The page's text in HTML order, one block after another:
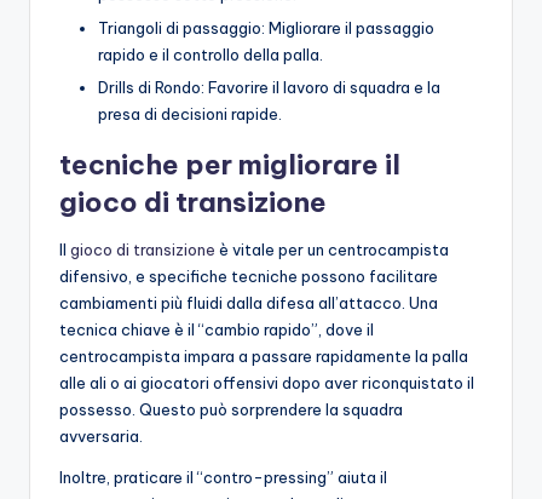
Triangoli di passaggio: Migliorare il passaggio
rapido e il controllo della palla.
Drills di Rondo: Favorire il lavoro di squadra e la
presa di decisioni rapide.
tecniche per migliorare il
gioco di transizione
Il gioco di transizione è vitale per un centrocampista
difensivo, e specifiche tecniche possono facilitare
cambiamenti più fluidi dalla difesa all’attacco. Una
tecnica chiave è il “cambio rapido”, dove il
centrocampista impara a passare rapidamente la palla
alle ali o ai giocatori offensivi dopo aver riconquistato il
possesso. Questo può sorprendere la squadra
avversaria.
Inoltre, praticare il “contro-pressing” aiuta il